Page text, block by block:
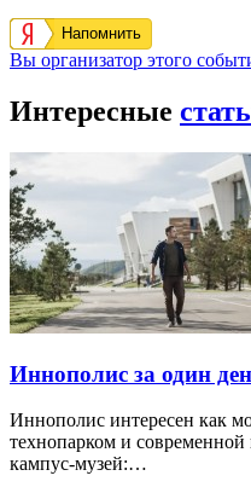
Напомнить
Вы организатор этого
Интересные
Иннополис за один
Иннополис интересен как
технопарком и
кампус-музей:…